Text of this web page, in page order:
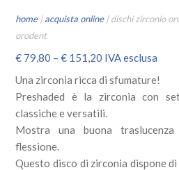
home|acquista online|dischi zirconio
orodent
€ 79,80 –€ 151,20 IVA esclusa
Una zirconia ricca di sfumature!
Preshaded è la zirconia con
classiche e versatili.
Mostra una buona
flessione.
Questo disco di zirconia dispone